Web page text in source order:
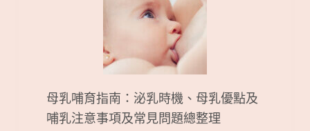
母乳哺育指南：泌乳時機、母乳優點及
哺乳注意事項及常見問題總整理